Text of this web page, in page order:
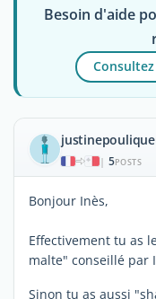
Besoin d'aide
| 5POSTS
Bonjour Inès,
Effectivement tu as
malte" conseillé par
Sinon tu as aussi